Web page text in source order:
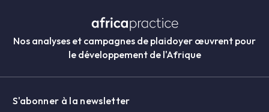
Nos analyses et campagnes de plaidoyer œuvrent pour
le développement de l'Afrique
S'abonner à la newsletter